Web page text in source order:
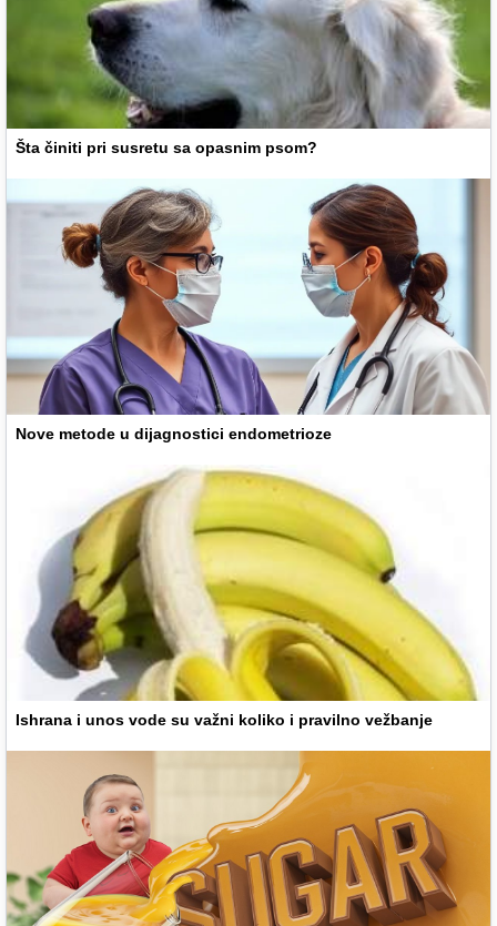
Šta činiti pri susretu sa opasnim psom?
Nove metode u dijagnostici endometrioze
Ishrana i unos vode su važni koliko i pravilno vežbanje